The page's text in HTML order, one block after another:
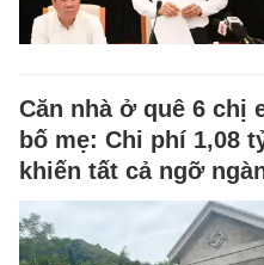
Căn nhà ở quê 6 chị
bố mẹ: Chi phí 1,08
khiến tất cả ngỡ